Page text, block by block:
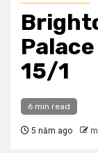
15/1
6 min read
5 năm ago